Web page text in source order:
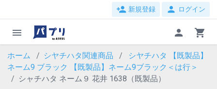
person_add 新規登録 person ログイン
menu person shopping_cart
ホーム シヤチハタ関連商品
シヤチハタ 【既製品】
ネーム9 ブラック
【既製品】ネーム9ブラック＜は行＞
シャチハタ ネーム９ 花井 1638（既製品）